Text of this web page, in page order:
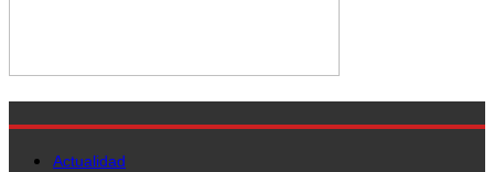
Actualidad